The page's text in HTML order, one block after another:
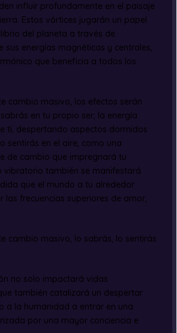
influir profundamente en el paisaje
Estos vórtices jugarán un papel
del planeta a través de
sus energías magnéticas y centrales,
que beneficia a todos los
cambio masivo, los efectos serán
en tu propio ser; la energía
ti, despertando aspectos dormidos
sentirás en el aire, como una
de cambio que impregnará tu
vibratorio también se manifestará
que el mundo a tu alrededor
las frecuencias superiores de amor,
cambio masivo, lo sabrás, lo sentirás
no solo impactará vidas
también catalizará un despertar
a la humanidad a entrar en una
por una mayor conciencia e